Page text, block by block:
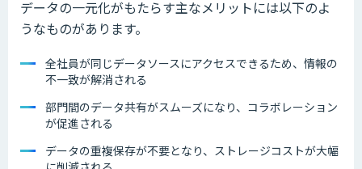
データの一元化がもたらす主なメリットには以下のよ
うなものがあります。
全社員が同じデータソースにアクセスできるため、情報の
不一致が解消される
部門間のデータ共有がスムーズになり、コラボレーション
が促進される
データの重複保存が不要となり、ストレージコストが大幅